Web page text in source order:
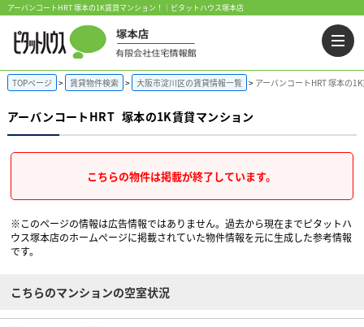
アーバンコートHRT 塚本の1K賃貸マンション！｜ピタットハウス塚本店
TOPページ 賃貸物件検索 大阪市淀川区の賃貸情報一覧 アーバンコートHRT 塚本の
アーバンコートHRT 塚本の1K賃貸マンション
こちらの物件は掲載が終了しています。
※このページの情報は広告情報ではありません。過去から現在までピタットハ
ウス塚本店のホームぺージに掲載されていた物件情報を元に生成した参考情報
です。
こちらのマンションの空室状況